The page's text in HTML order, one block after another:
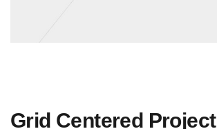
Grid Centered Project